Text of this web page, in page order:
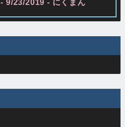
- 9/23/2019 - にくまん